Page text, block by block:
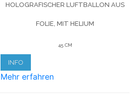
HOLOGRAFISCHER LUFTBALLON AUS
FOLIE, MIT HELIUM
45 CM
INFO
Mehr erfahren